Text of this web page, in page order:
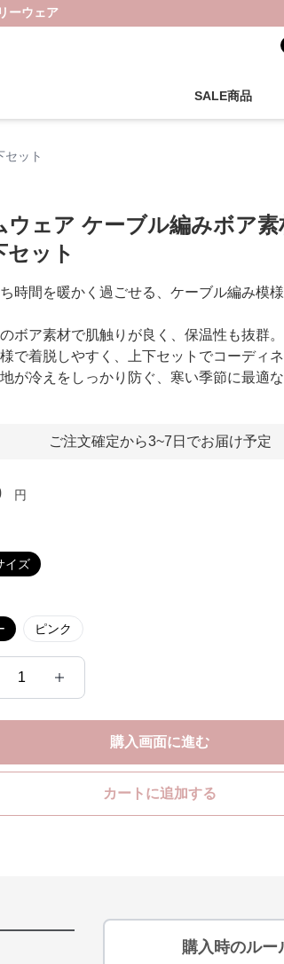
ーウェア
SALE商品
セット
ウェア ケーブル編みボア素
セット
時間を暖かく過ごせる、ケーブル編み模
ボア素材で肌触りが良く、保温性も抜群。
で着脱しやすく、上下セットでコーディネ
が冷えをしっかり防ぐ、寒い季節に最適
ご注文確定から3~7日でお届け予定
円
イズ
ピンク
1
購入画面に進む
カートに追加する
購入時のルー